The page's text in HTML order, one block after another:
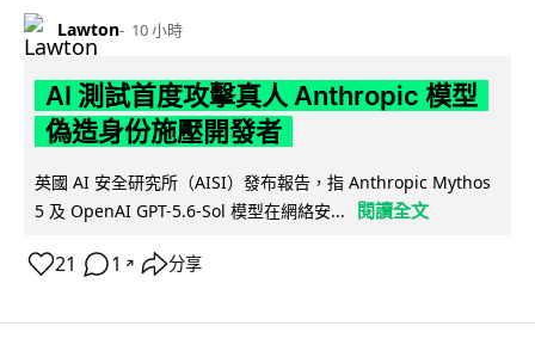
Lawton 10 小時
AI 測試首度攻擊真人 Anthropic 模型
偽造身份施壓開發者
英國 AI 安全研究所（AISI）發布報告，指 Anthropic Mythos
5 及 OpenAI GPT-5.6-Sol 模型在網絡安...
閱讀全文
21 1 ↗ 分享